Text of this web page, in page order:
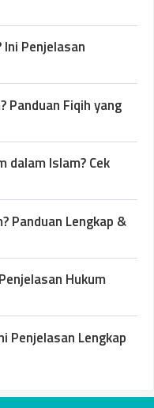
Penjelasan
Panduan Fiqih yang
dalam Islam? Cek
Panduan Lengkap &
Hukum
Penjelasan Lengkap